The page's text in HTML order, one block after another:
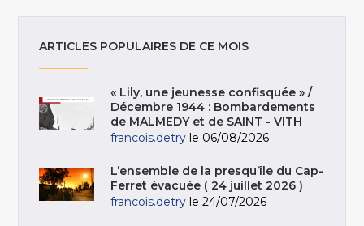
ARTICLES POPULAIRES DE CE MOIS
« Lily, une jeunesse confisquée » /
Décembre 1944 : Bombardements
de MALMEDY et de SAINT - VITH
francois.detry le 06/08/2026
L’ensemble de la presqu’île du Cap-
Ferret évacuée ( 24 juillet 2026 )
francois.detry le 24/07/2026